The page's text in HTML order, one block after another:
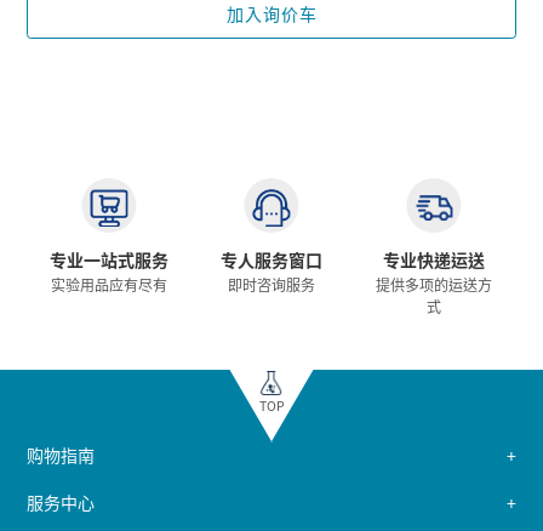
加入询价车
专业一站式服务
实验用品应有尽有
专人服务窗口
即时咨询服务
专业快递运送
提供多项的运送方
式
TOP
购物指南
服务中心